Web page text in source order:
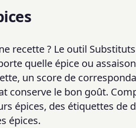
recette ? Le outil
quelle épice ou
un score de
conserve le bon goût.
épices, des étiquettes
épices.